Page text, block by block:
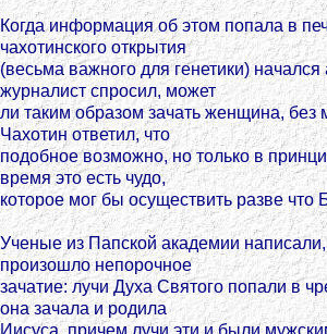
Когда информация об этом попала в
чахотинского открытия
(весьма важного для генетики)
журналист спросил, может
ли таким образом зачать женщина, без
Чахотин ответил, что
подобное возможно, но только в
время это есть чудо,
которое мог бы осуществить разве что
Ученые из Папской академии
произошло непорочное
зачатие: лучи Духа Святого попали в
она зачала и родила
Иисуса, причем лучи эти и были